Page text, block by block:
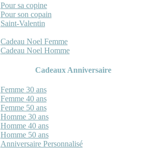
Pour sa copine
Pour son copain
Saint-Valentin
Cadeau Noel Femme
Cadeau Noel Homme
Cadeaux Anniversaire
Femme 30 ans
Femme 40 ans
Femme 50 ans
Homme 30 ans
Homme 40 ans
Homme 50 ans
Anniversaire Personnalisé